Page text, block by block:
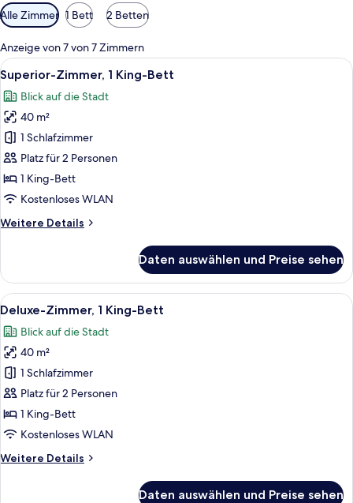
Verfügbare
Filter
für
Zimmer
Alle Zimmer 1 Bett 2 Betten
Anzeige von 7 von 7 Zimmern
Alle
Fotos
für
Superior-
Zimmer,
1 King-
Bett
anzeigen
Ein modernes Hotelzimmer mit
9
Superior-Zimmer, 1 King-Bett
Blick auf die Stadt
40 m²
1 Schlafzimmer
Platz für 2 Personen
1 King-Bett
Kostenloses WLAN
Weitere Details
Weitere
Zimmer,
1 King-
Bett
Daten auswählen und Preise sehen
Alle
Fotos
für
Deluxe-
Zimmer,
1 King-
Bett
anzeigen
Ein modernes Hotelzimmer mit
10
Deluxe-Zimmer, 1 King-Bett
Blick auf die Stadt
40 m²
1 Schlafzimmer
Platz für 2 Personen
1 King-Bett
Kostenloses WLAN
Weitere Details
Weitere
Daten auswählen und Preise sehen